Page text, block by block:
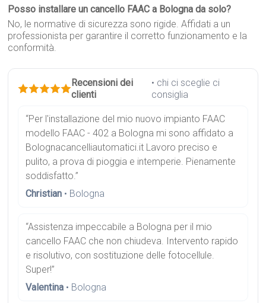
Posso installare un cancello FAAC a Bologna da solo?
No, le normative di sicurezza sono rigide. Affidati a un
professionista per garantire il corretto funzionamento e la
conformità.
Recensioni dei
clienti
• chi ci sceglie ci
consiglia
“Per l'installazione del mio nuovo impianto FAAC
modello FAAC - 402 a Bologna mi sono affidato a
Bolognacancelliautomatici.it Lavoro preciso e
pulito, a prova di pioggia e intemperie. Pienamente
soddisfatto.”
Christian • Bologna
“Assistenza impeccabile a Bologna per il mio
cancello FAAC che non chiudeva. Intervento rapido
e risolutivo, con sostituzione delle fotocellule.
Super!”
Valentina • Bologna